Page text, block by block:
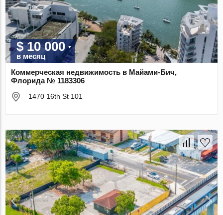
$ 10 000
в месяц
Коммерческая недвижимость в Майами-Бич,
Флорида № 1183306
1470 16th St 101